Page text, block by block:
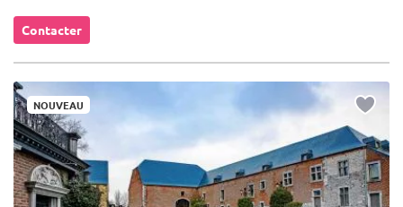
Contacter
NOUVEAU